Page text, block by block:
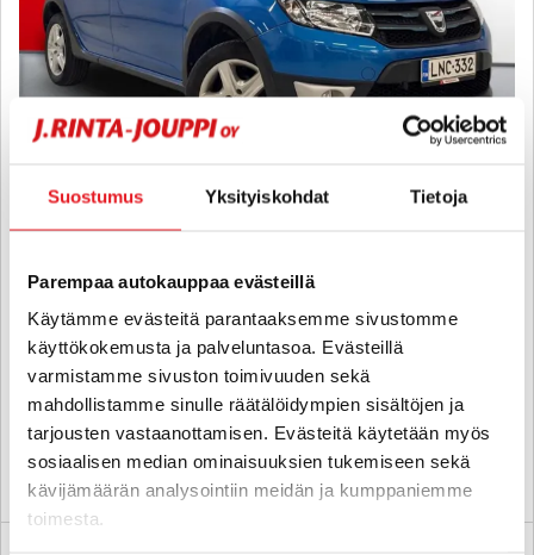
Suostumus Yksityiskohdat Tietoja
Parempaa autokauppaa evästeillä
Käytämme evästeitä parantaaksemme sivustomme
käyttökokemusta ja palveluntasoa. Evästeillä
varmistamme sivuston toimivuuden sekä
mahdollistamme sinulle räätälöidympien sisältöjen ja
tarjousten vastaanottamisen. Evästeitä käytetään myös
sosiaalisen median ominaisuuksien tukemiseen sekä
kävijämäärän analysointiin meidän ja kumppaniemme
toimesta.
Dacia Sandero
maksuaikaa! - Tulossa myymälään!
2016 , Manuaali, Bensiini, 53 000 km
8 980 €
alk. 144 € / kk
jyväskylä
KATSO TIEDOT WHATSAPP